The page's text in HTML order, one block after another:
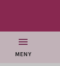
MENY